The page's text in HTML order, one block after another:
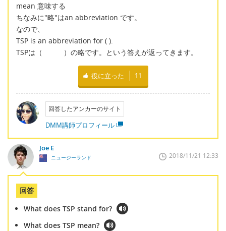
mean 意味する
ちなみに"略"はan abbreviation です。
なので、
TSP is an abbreviation for ( ).
TSPは（ ）の略です。という答えが返ってきます。
役に立った 11
回答したアンカーのサイト
DMM講師プロフィール
Joe E
ニュージーランド 2018/11/21 12:33
回答
What does TSP stand for?
What does TSP mean?